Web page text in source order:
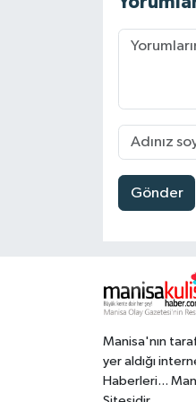
Gönder
Manisa'nın
yer aldığı
Haberleri...